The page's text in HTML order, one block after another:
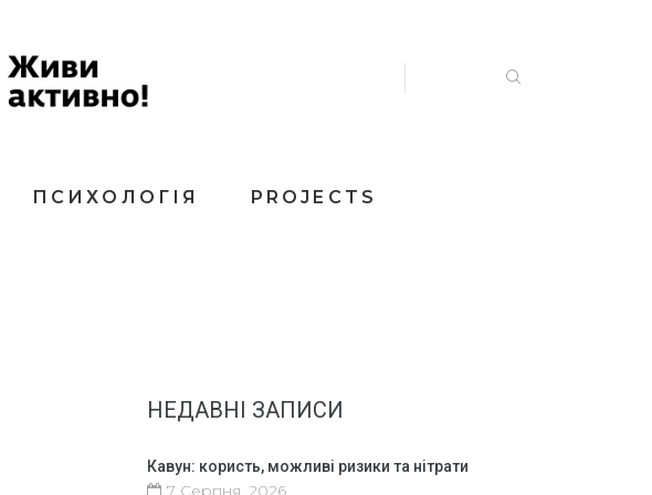
ПСИХОЛОГІЯ PROJECTS
НЕДАВНІ ЗАПИСИ
Кавун: користь, можливі ризики та нітрати
7 Серпня, 2026